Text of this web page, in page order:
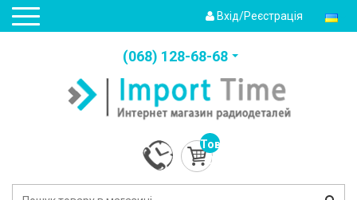
Вхід/Реєстрація
(‎068) 128-68-68
Товарів:
0
(0.0грн.)